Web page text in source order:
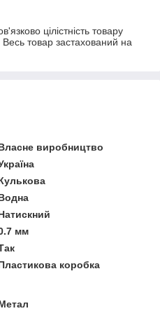
цілістність товару
Весь товар застахований на
виробництво
мм
коробка